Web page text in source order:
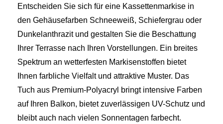
Entscheiden Sie sich für eine Kassettenmarkise in
den Gehäusefarben Schneeweiß, Schiefergrau oder
Dunkelanthrazit und gestalten Sie die Beschattung
Ihrer Terrasse nach Ihren Vorstellungen. Ein breites
Spektrum an wetterfesten Markisenstoffen bietet
Ihnen farbliche Vielfalt und attraktive Muster. Das
Tuch aus Premium-Polyacryl bringt intensive Farben
auf Ihren Balkon, bietet zuverlässigen UV-Schutz und
bleibt auch nach vielen Sonnentagen farbecht.